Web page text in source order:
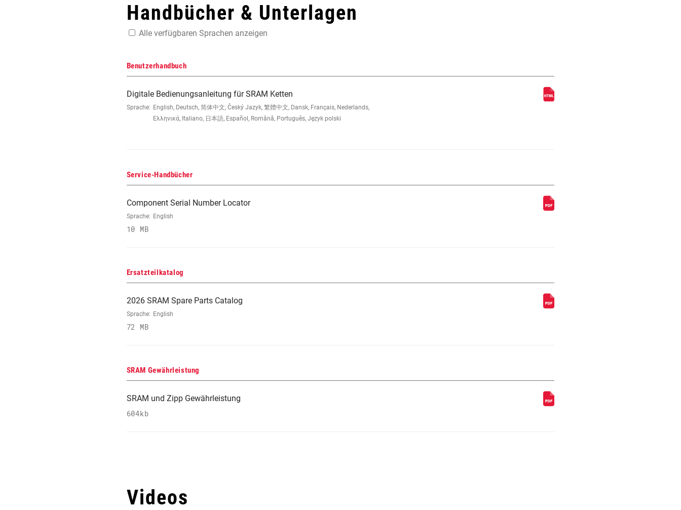
Handbücher & Unterlagen
Alle verfügbaren Sprachen anzeigen
Benutzerhandbuch
Digitale Bedienungsanleitung für SRAM Ketten
Sprache: English, Deutsch, 简体中文, Český Jazyk, 繁體中文, Dansk, Français, Nederlands,
Ελληνικά, Italiano, 日本語, Español, Română, Português, Język polski
Service-Handbücher
Component Serial Number Locator
Sprache: English
10 MB
Ersatzteilkatalog
2026 SRAM Spare Parts Catalog
Sprache: English
72 MB
SRAM Gewährleistung
SRAM und Zipp Gewährleistung
604kb
Videos